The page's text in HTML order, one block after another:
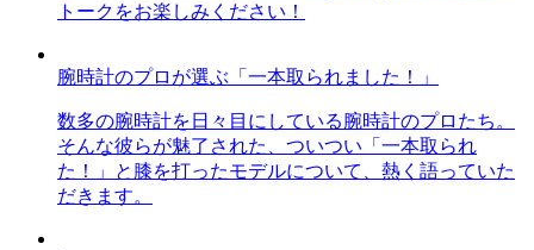
トークをお楽しみください！
腕時計のプロが選ぶ「一本取られました！」
数多の腕時計を日々目にしている腕時計のプロたち。
そんな彼らが魅了された、ついつい「一本取られ
た！」と膝を打ったモデルについて、熱く語っていた
だきます。